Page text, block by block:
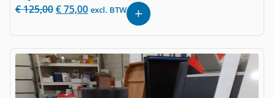
€125,00€75,00 excl. BTW